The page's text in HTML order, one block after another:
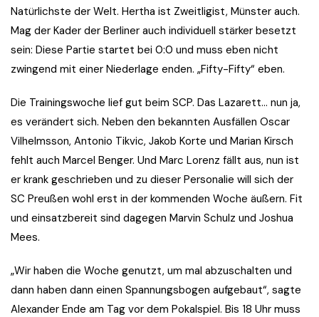
Natürlichste der Welt. Hertha ist Zweitligist, Münster auch.
Mag der Kader der Berliner auch individuell stärker besetzt
sein: Diese Partie startet bei 0:0 und muss eben nicht
zwingend mit einer Niederlage enden. „Fifty-Fifty“ eben.
Die Trainingswoche lief gut beim SCP. Das Lazarett… nun ja,
es verändert sich. Neben den bekannten Ausfällen Oscar
Vilhelmsson, Antonio Tikvic, Jakob Korte und Marian Kirsch
fehlt auch Marcel Benger. Und Marc Lorenz fällt aus, nun ist
er krank geschrieben und zu dieser Personalie will sich der
SC Preußen wohl erst in der kommenden Woche äußern. Fit
und einsatzbereit sind dagegen Marvin Schulz und Joshua
Mees.
„Wir haben die Woche genutzt, um mal abzuschalten und
dann haben dann einen Spannungsbogen aufgebaut“, sagte
Alexander Ende am Tag vor dem Pokalspiel. Bis 18 Uhr muss